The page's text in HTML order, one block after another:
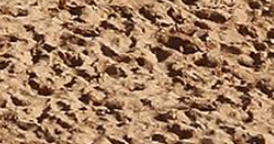
Avisos legals
Política de privacitat
Política de cookies
Política de qualitat